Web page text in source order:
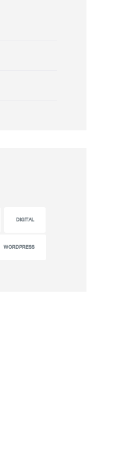
DIGITAL
WORDPRESS